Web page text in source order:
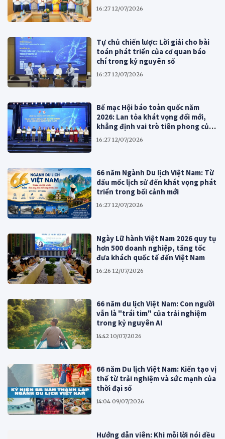
16:27 12/07/2026
Tự chủ chiến lược: Lời giải cho bài
toán phát triển của cơ quan báo
chí trong kỷ nguyên số
16:27 12/07/2026
Bế mạc Hội báo toàn quốc năm
2026: Lan tỏa khát vọng đổi mới,
khẳng định vai trò tiên phong của
báo chí cách mạng Việt Nam
16:27 12/07/2026
66 năm Ngành Du lịch Việt Nam: Từ
dấu mốc lịch sử đến khát vọng phát
triển trong bối cảnh mới
16:27 12/07/2026
Ngày Lữ hành Việt Nam 2026 quy tụ
hơn 500 doanh nghiệp, tăng tốc
đưa khách quốc tế đến Việt Nam
16:26 12/07/2026
66 năm du lịch Việt Nam: Con người
vẫn là "trái tim" của trải nghiệm
trong kỷ nguyên AI
14:42 10/07/2026
66 năm Du lịch Việt Nam: Kiến tạo vị
thế từ trải nghiệm và sức mạnh của
thời đại số
14:04 09/07/2026
Hướng dẫn viên: Khi mỗi lời nói đều